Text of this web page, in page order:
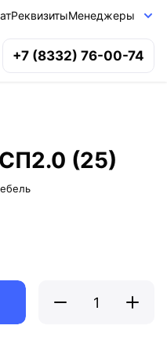
РеквизитыМенеджеры
+7 (8332) 76-00-74
(25)